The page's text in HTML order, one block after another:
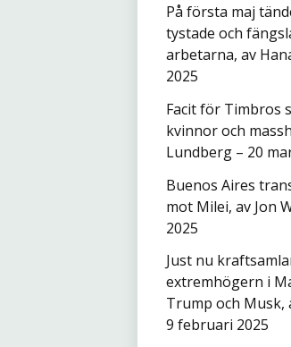
På första maj
tystade och
arbetarna, av
2025
Facit för Timbros
kvinnor och
Lundberg – 20
Buenos Aires
mot Milei, av Jon
2025
Just nu
extremhögern i
Trump och Musk,
9 februari 2025